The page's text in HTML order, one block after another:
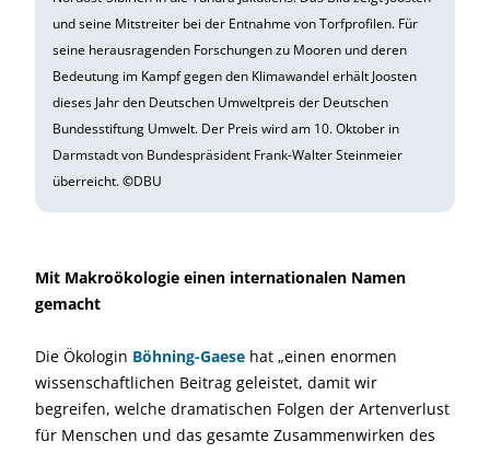
und seine Mitstreiter bei der Entnahme von Torfprofilen. Für
seine herausragenden Forschungen zu Mooren und deren
Bedeutung im Kampf gegen den Klimawandel erhält Joosten
dieses Jahr den Deutschen Umweltpreis der Deutschen
Bundesstiftung Umwelt. Der Preis wird am 10. Oktober in
Darmstadt von Bundespräsident Frank-Walter Steinmeier
überreicht.©DBU
Mit Makroökologie einen internationalen Namen
gemacht
Die Ökologin Böhning-Gaese hat „einen enormen
wissenschaftlichen Beitrag geleistet, damit wir
begreifen, welche dramatischen Folgen der Artenverlust
für Menschen und das gesamte Zusammenwirken des